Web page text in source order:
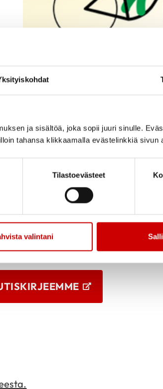
ja sisältöä, joka sopii juuri sinulle.
tahansa klikkaamalla evästelinkkiä sivun
Tilastoevästeet
valintani
terveyttäni ja edistää hyvinvointiani.
ohjaamana ja omaa fyysistä ja
(mittauksilla) itsessäni erilaisia liikunnan
ajankohtaista hyvinvointi-
kerran kuukaudessa?